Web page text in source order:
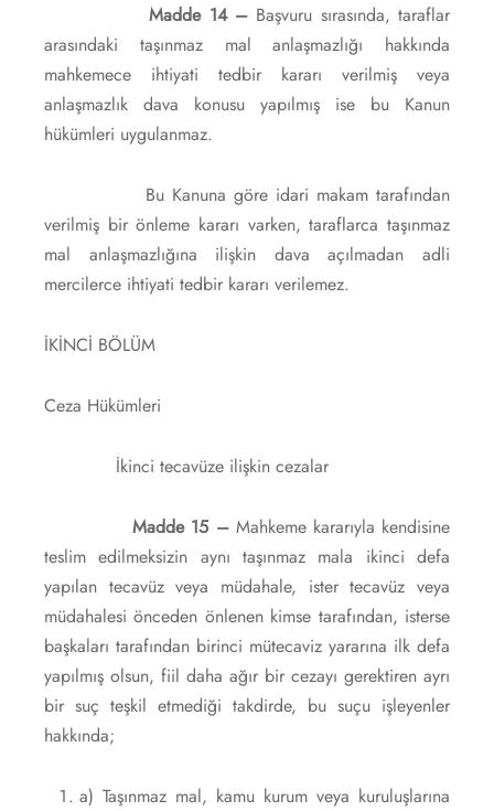
Madde 14 – Başvuru sırasında, taraflar
arasındaki taşınmaz mal anlaşmazlığı hakkında
mahkemece ihtiyati tedbir kararı verilmiş veya
anlaşmazlık dava konusu yapılmış ise bu Kanun
hükümleri uygulanmaz.
Bu Kanuna göre idari makam tarafından
verilmiş bir önleme kararı varken, taraflarca taşınmaz
mal anlaşmazlığına ilişkin dava açılmadan adli
mercilerce ihtiyati tedbir kararı verilemez.
İKİNCİ BÖLÜM
Ceza Hükümleri
İkinci tecavüze ilişkin cezalar
Madde 15 – Mahkeme kararıyla kendisine
teslim edilmeksizin aynı taşınmaz mala ikinci defa
yapılan tecavüz veya müdahale, ister tecavüz veya
müdahalesi önceden önlenen kimse tarafından, isterse
başkaları tarafından birinci mütecaviz yararına ilk defa
yapılmış olsun, fiil daha ağır bir cezayı gerektiren ayrı
bir suç teşkil etmediği takdirde, bu suçu işleyenler
hakkında;
a) Taşınmaz mal, kamu kurum veya kuruluşlarına